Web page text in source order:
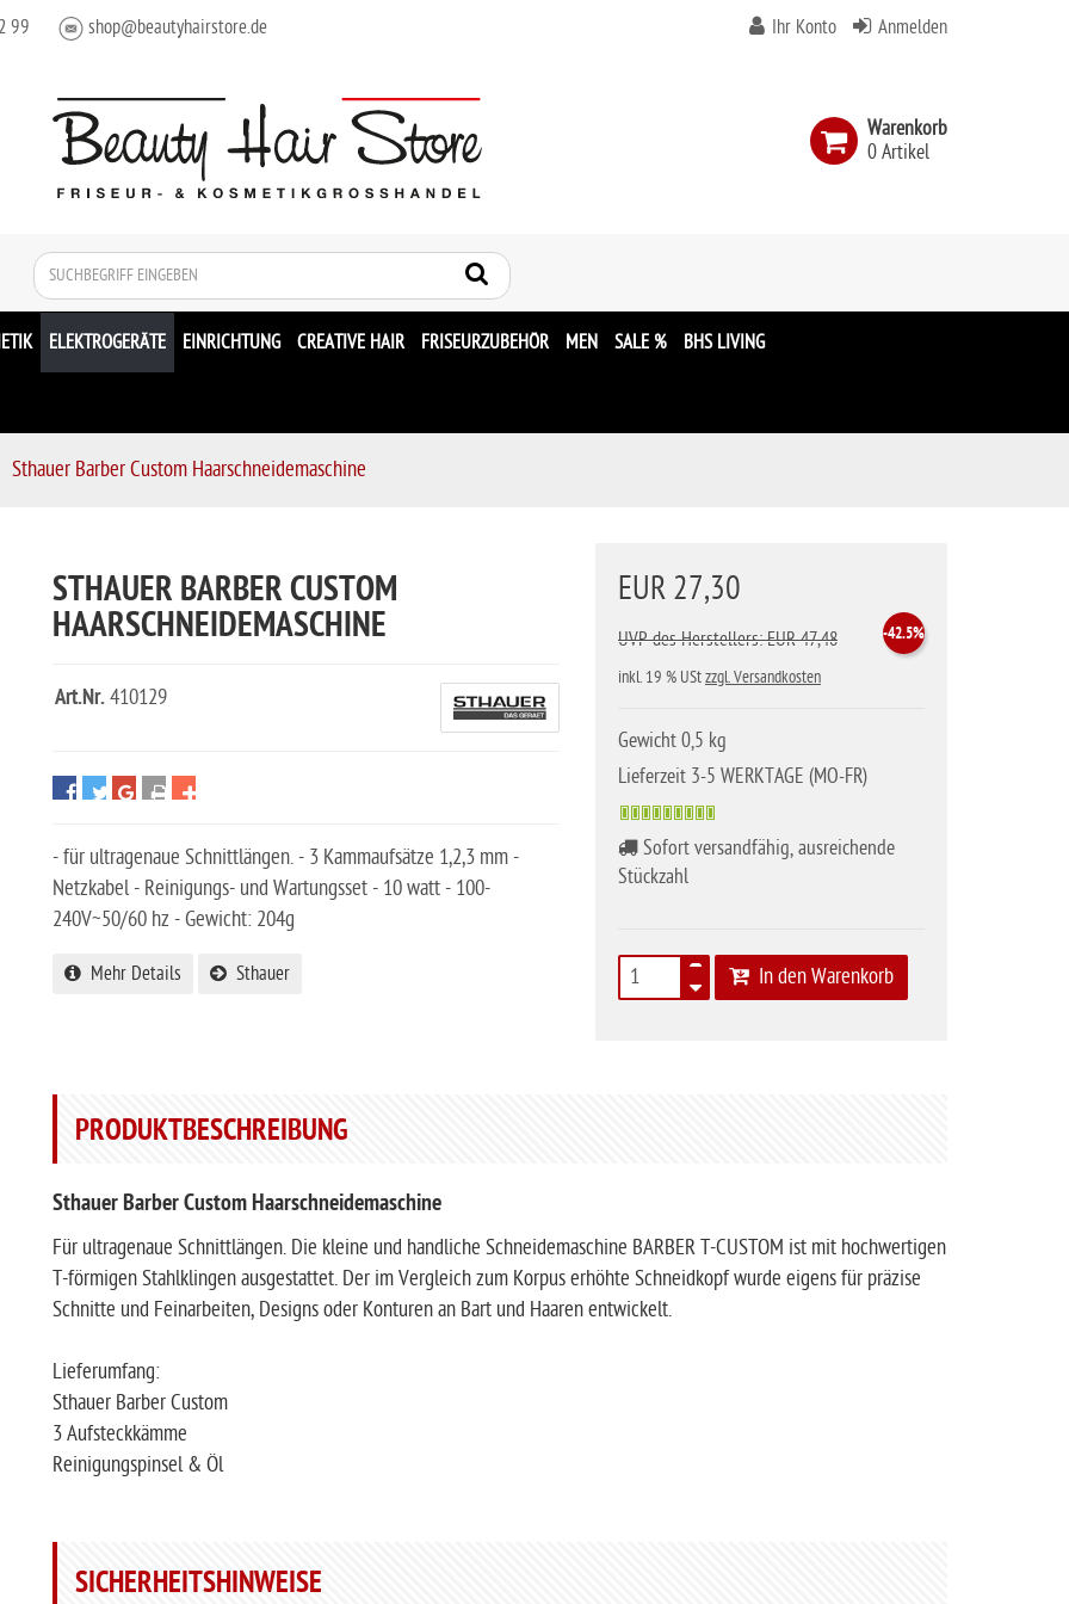
99 shop@beautyhairstore.de Ihr Konto Anmelden
Warenkorb
0 Artikel
Suchen
ELEKTROGERÄTE EINRICHTUNG CREATIVE HAIR FRISEURZUBEHÖR MEN SALE % BHS LIVING
Sthauer Barber Custom Haarschneidemaschine
EUR 27,30
-42.5%
UVP des Herstellers: EUR 47,48
inkl. 19 % UStzzgl. Versandkosten
Gewicht 0,5 kg
Lieferzeit 3-5 WERKTAGE (MO-FR)
Sofort versandfähig, ausreichende
Stückzahl
In den Warenkorb
STHAUER BARBER CUSTOM
HAARSCHNEIDEMASCHINE
Art.Nr.410129
- für ultragenaue Schnittlängen. - 3 Kammaufsätze 1,2,3 mm -
Netzkabel - Reinigungs- und Wartungsset - 10 watt - 100-
240V~50/60 hz - Gewicht: 204g
Mehr Details Sthauer
PRODUKTBESCHREIBUNG
Sthauer Barber Custom Haarschneidemaschine
Für ultragenaue Schnittlängen. Die kleine und handliche Schneidemaschine BARBER T-CUSTOM ist mit hochwertigen
T-förmigen Stahlklingen ausgestattet. Der im Vergleich zum Korpus erhöhte Schneidkopf wurde eigens für präzise
Schnitte und Feinarbeiten, Designs oder Konturen an Bart und Haaren entwickelt.
Lieferumfang:
Sthauer Barber Custom
3 Aufsteckkämme
Reinigungspinsel & Öl
SICHERHEITSHINWEISE